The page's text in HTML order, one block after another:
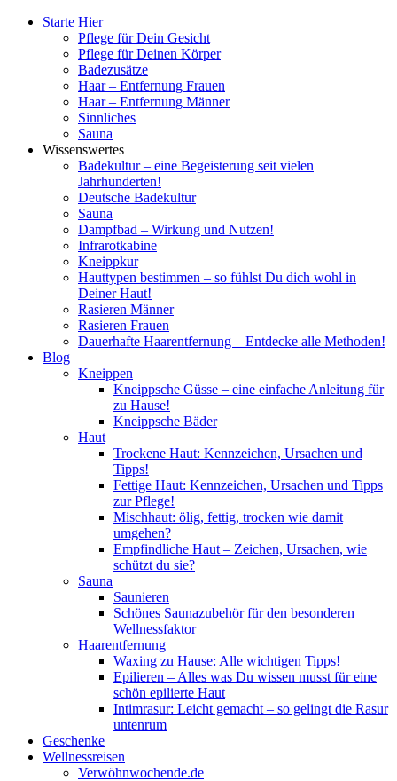
Starte Hier
Pflege für Dein Gesicht
Pflege für Deinen Körper
Badezusätze
Haar – Entfernung Frauen
Haar – Entfernung Männer
Sinnliches
Sauna
Wissenswertes
Badekultur – eine Begeisterung seit vielen
Jahrhunderten!
Deutsche Badekultur
Sauna
Dampfbad – Wirkung und Nutzen!
Infrarotkabine
Kneippkur
Hauttypen bestimmen – so fühlst Du dich wohl in
Deiner Haut!
Rasieren Männer
Rasieren Frauen
Dauerhafte Haarentfernung – Entdecke alle Methoden!
Blog
Kneippen
Kneippsche Güsse – eine einfache Anleitung für
zu Hause!
Kneippsche Bäder
Haut
Trockene Haut: Kennzeichen, Ursachen und
Tipps!
Fettige Haut: Kennzeichen, Ursachen und Tipps
zur Pflege!
Mischhaut: ölig, fettig, trocken wie damit
umgehen?
Empfindliche Haut – Zeichen, Ursachen, wie
schützt du sie?
Sauna
Saunieren
Schönes Saunazubehör für den besonderen
Wellnessfaktor
Haarentfernung
Waxing zu Hause: Alle wichtigen Tipps!
Epilieren – Alles was Du wissen musst für eine
schön epilierte Haut
Intimrasur: Leicht gemacht – so gelingt die Rasur
untenrum
Geschenke
Wellnessreisen
Verwöhnwochende.de